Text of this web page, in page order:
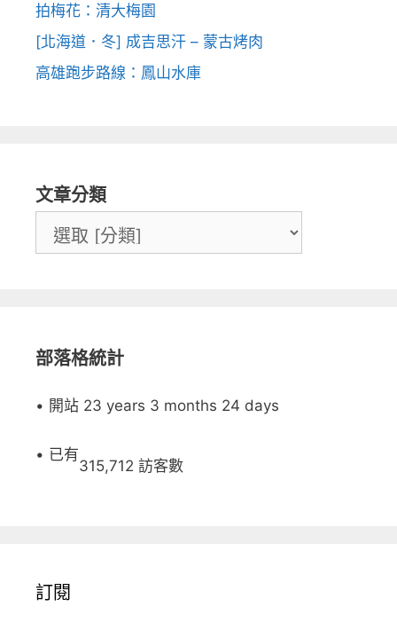
拍梅花：清大梅園
[北海道．冬] 成吉思汗 – 蒙古烤肉
高雄跑步路線：鳳山水庫
文章分類
部落格統計
• 開站 23 years 3 months 24 days
• 已有
315,712 訪客數
訂閱